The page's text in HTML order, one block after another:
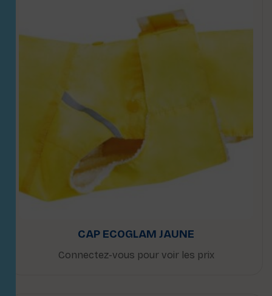
CAP ECOGLAM JAUNE
Connectez-vous pour voir les prix